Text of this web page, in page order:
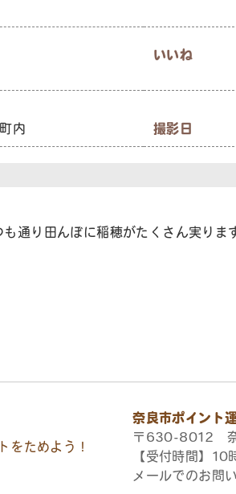
いいね
内 撮影日
通り田んぼに稲穂がたくさん実りま
をためよう！
奈良市ポイント
〒630-8012 奈
【受付時間】
メールでのお問